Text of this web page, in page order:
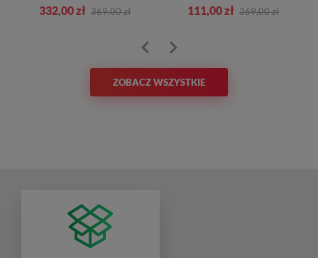
332,00 zł 369,00 zł 111,00 zł 369,00 zł
ZOBACZ WSZYSTKIE